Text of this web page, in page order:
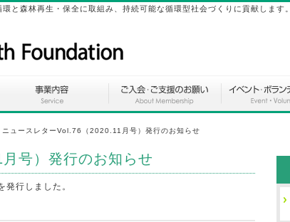
森林再生・保全に取組み、持続可能な循環型社会づくりに貢献します。
ニュースレターVol.76（2020.11月号）発行のお知らせ
号）発行のお知らせ
行しました。